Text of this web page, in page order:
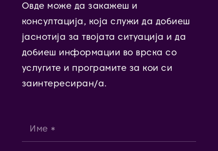
Овде може да закажеш и
консултација, која служи да добиеш
јаснотија за твојата ситуација и да
добиеш информации во врска со
услугите и програмите за кои си
заинтересиран/а.